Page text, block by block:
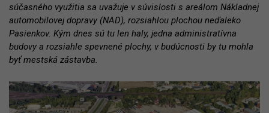
súčasného využitia sa uvažuje v súvislosti s areálom Nákladnej
automobilovej dopravy (NAD), rozsiahlou plochou neďaleko
Pasienkov. Kým dnes sú tu len haly, jedna administratívna
budovy a rozsiahle spevnené plochy, v budúcnosti by tu mohla
byť mestská zástavba.